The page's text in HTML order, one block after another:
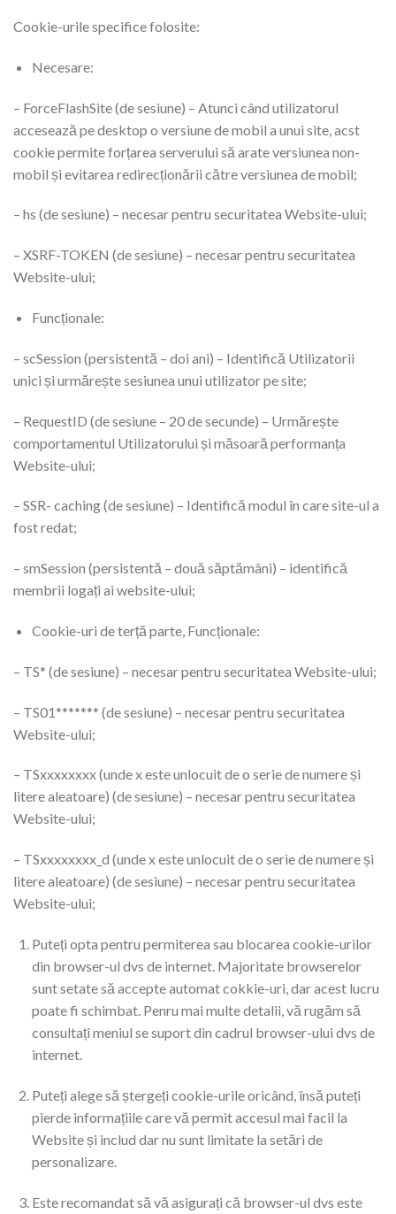
​Cookie-urile specifice folosite:
Necesare:
– ForceFlashSite (de sesiune) – Atunci când utilizatorul
accesează pe desktop o versiune de mobil a unui site, acst
cookie permite forțarea serverului să arate versiunea non-
mobil și evitarea redirecționării către versiunea de mobil;
– hs (de sesiune) – necesar pentru securitatea Website-ului;
– XSRF-TOKEN (de sesiune) – necesar pentru securitatea
Website-ului;
Funcționale:
– scSession (persistentă – doi ani) – Identifică Utilizatorii
unici și urmărește sesiunea unui utilizator pe site;
– RequestID (de sesiune – 20 de secunde) – Urmărește
comportamentul Utilizatorului și măsoară performanța
Website-ului;
– SSR- caching (de sesiune) – Identifică modul în care site-ul a
fost redat;
– smSession (persistentă – două săptămâni) – identifică
membrii logați ai website-ului;
Cookie-uri de terță parte, Funcționale:
– TS* (de sesiune) – necesar pentru securitatea Website-ului;
– TS01******* (de sesiune) – necesar pentru securitatea
Website-ului;
– TSxxxxxxxx (unde x este unlocuit de o serie de numere și
litere aleatoare) (de sesiune) – necesar pentru securitatea
Website-ului;
– TSxxxxxxxx_d (unde x este unlocuit de o serie de numere și
litere aleatoare) (de sesiune) – necesar pentru securitatea
Website-ului;
Puteți opta pentru permiterea sau blocarea cookie-urilor
din browser-ul dvs de internet. Majoritate browserelor
sunt setate să accepte automat cokkie-uri, dar acest lucru
poate fi schimbat. Penru mai multe detalii, vă rugăm să
consultați meniul se suport din cadrul browser-ului dvs de
internet.
Puteți alege să ștergeți cookie-urile oricând, însă puteți
pierde informațiile care vă permit accesul mai facil la
Website și includ dar nu sunt limitate la setări de
personalizare.
Este recomandat să vă asigurați că browser-ul dvs este